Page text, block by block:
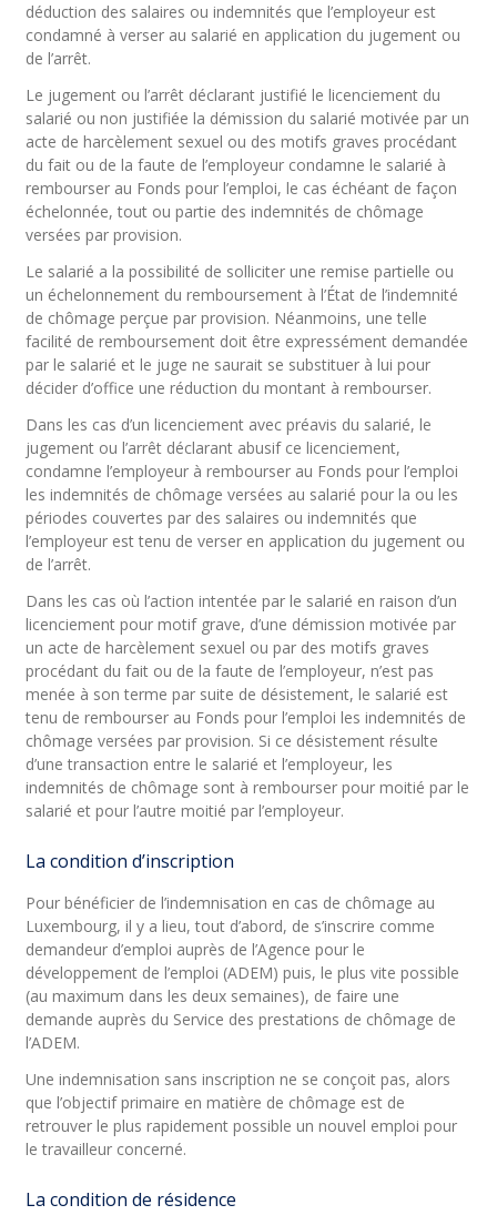
déduction des salaires ou indemnités que l’employeur est
condamné à verser au salarié en application du jugement ou
de l’arrêt.
Le jugement ou l’arrêt déclarant justifié le licenciement du
salarié ou non justifiée la démission du salarié motivée par un
acte de harcèlement sexuel ou des motifs graves procédant
du fait ou de la faute de l’employeur condamne le salarié à
rembourser au Fonds pour l’emploi, le cas échéant de façon
échelonnée, tout ou partie des indemnités de chômage
versées par provision.
Le salarié a la possibilité de solliciter une remise partielle ou
un échelonnement du remboursement à l’État de l’indemnité
de chômage perçue par provision. Néanmoins, une telle
facilité de remboursement doit être expressément demandée
par le salarié et le juge ne saurait se substituer à lui pour
décider d’office une réduction du montant à rembourser.
Dans les cas d’un licenciement avec préavis du salarié, le
jugement ou l’arrêt déclarant abusif ce licenciement,
condamne l’employeur à rembourser au Fonds pour l’emploi
les indemnités de chômage versées au salarié pour la ou les
périodes couvertes par des salaires ou indemnités que
l’employeur est tenu de verser en application du jugement ou
de l’arrêt.
Dans les cas où l’action intentée par le salarié en raison d’un
licenciement pour motif grave, d’une démission motivée par
un acte de harcèlement sexuel ou par des motifs graves
procédant du fait ou de la faute de l’employeur, n’est pas
menée à son terme par suite de désistement, le salarié est
tenu de rembourser au Fonds pour l’emploi les indemnités de
chômage versées par provision. Si ce désistement résulte
d’une transaction entre le salarié et l’employeur, les
indemnités de chômage sont à rembourser pour moitié par le
salarié et pour l’autre moitié par l’employeur.
La condition d’inscription
Pour bénéficier de l’indemnisation en cas de chômage au
Luxembourg, il y a lieu, tout d’abord, de s’inscrire comme
demandeur d’emploi auprès de l’Agence pour le
développement de l’emploi (ADEM) puis, le plus vite possible
(au maximum dans les deux semaines), de faire une
demande auprès du Service des prestations de chômage de
l’ADEM.
Une indemnisation sans inscription ne se conçoit pas, alors
que l’objectif primaire en matière de chômage est de
retrouver le plus rapidement possible un nouvel emploi pour
le travailleur concerné.
La condition de résidence